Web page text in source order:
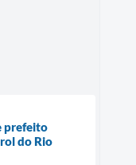
prefeito
do Rio